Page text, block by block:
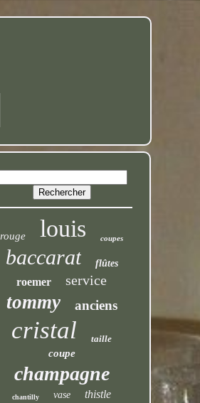
rouge louis coupes
baccarat flûtes
roemer service
tommy anciens
cristal taille
coupe
champagne
chantilly vase thistle